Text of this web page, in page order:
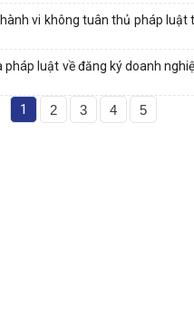
vi không tuân thủ pháp
luật về đăng ký doanh
1 2 3 4 5